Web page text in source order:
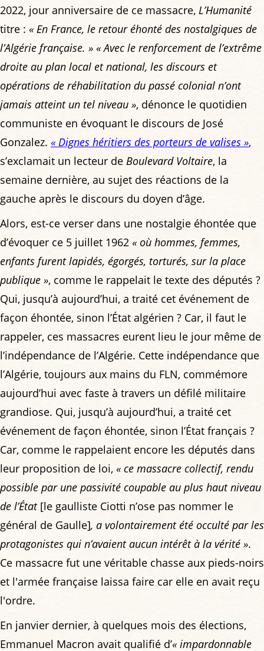
2022, jour anniversaire de ce massacre, L’Humanité
titre : « En France, le retour éhonté des nostalgiques de
l’Algérie française. » « Avec le renforcement de l’extrême
droite au plan local et national, les discours et
opérations de réhabilitation du passé colonial n’ont
jamais atteint un tel niveau », dénonce le quotidien
communiste en évoquant le discours de José
Gonzalez. « Dignes héritiers des porteurs de valises »,
s’exclamait un lecteur de Boulevard Voltaire, la
semaine dernière, au sujet des réactions de la
gauche après le discours du doyen d’âge.
Alors, est-ce verser dans une nostalgie éhontée que
d’évoquer ce 5 juillet 1962 « où hommes, femmes,
enfants furent lapidés, égorgés, torturés, sur la place
publique », comme le rappelait le texte des députés ?
Qui, jusqu’à aujourd’hui, a traité cet événement de
façon éhontée, sinon l’État algérien ? Car, il faut le
rappeler, ces massacres eurent lieu le jour même de
l’indépendance de l’Algérie. Cette indépendance que
l’Algérie, toujours aux mains du FLN, commémore
aujourd’hui avec faste à travers un défilé militaire
grandiose. Qui, jusqu’à aujourd’hui, a traité cet
événement de façon éhontée, sinon l’État français ?
Car, comme le rappelaient encore les députés dans
leur proposition de loi, « ce massacre collectif, rendu
possible par une passivité coupable au plus haut niveau
de l’État[le gaulliste Ciotti n’ose pas nommer le
général de Gaulle], a volontairement été occulté par les
protagonistes qui n’avaient aucun intérêt à la vérité ».
Ce massacre fut une véritable chasse aux pieds-noirs
et l'armée française laissa faire car elle en avait reçu
l'ordre.
En janvier dernier, à quelques mois des élections,
Emmanuel Macron avait qualifié d’« impardonnable